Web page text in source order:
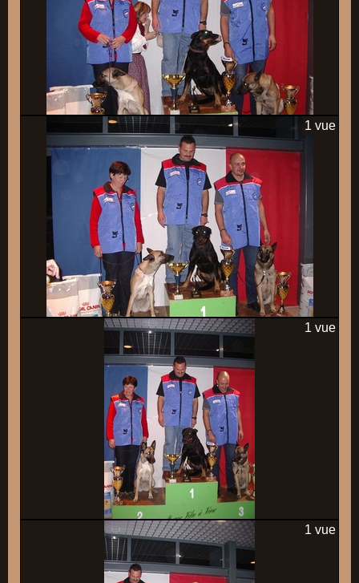
1 vue
1 vue
1 vue